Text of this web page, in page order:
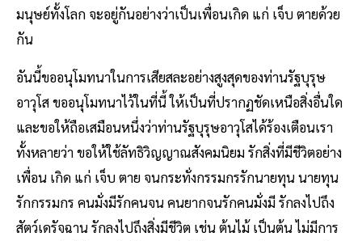
มนุษย์ทั้งโลก จะอยู่กันอย่างว่าเป็นเพื่อนเกิด แก่ เจ็บ ตายด้วย
กัน
อันนี้ขออนุโมทนาในการเสียสละอย่างสูงสุดของท่านรัฐบุรุษ
อาวุโส ขออนุโมทนาไว้ในที่นี้ ให้เป็นที่ปรากฏชัดเหนือสิ่งอื่นใด
และขอให้ถือเสมือนหนึ่งว่าท่านรัฐบุรุษอาวุโสได้ร้องเตือนเรา
ทั้งหลายว่า ขอให้ใช้ลัทธิวิญญาณสังคมนิยม รักสิ่งที่มีชีวิตอย่าง
เพื่อน เกิด แก่ เจ็บ ตาย จนกระทั่งกรรมกรรักนายทุน นายทุน
รักกรรมกร คนมั่งมีรักคนจน คนยากจนรักคนมั่งมี รักลงไปถึง
สัตว์เดรัจฉาน รักลงไปถึงสิ่งมีชีวิต เช่น ต้นไม้ เป็นต้น ไม่มีการ